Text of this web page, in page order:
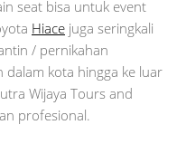
seat bisa untuk event
Hiace juga seringkali
/ pernikahan
dalam kota hingga ke luar
Wijaya Tours and
profesional.